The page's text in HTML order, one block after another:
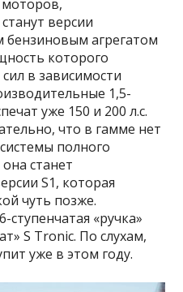
версии
агрегатом
которого
в зависимости
1,5-
уже 150 и 200 л.с.
что в гамме нет
полного
станет
S1, которая
чуть позже.
«ручка»
S Tronic. По слухам,
уже в этом году.